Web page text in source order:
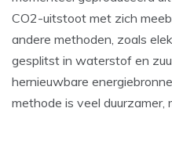
CO2-uitstoot met zich
andere methoden, zoals
gesplitst in waterstof en
hernieuwbare
methode is veel duurzamer,